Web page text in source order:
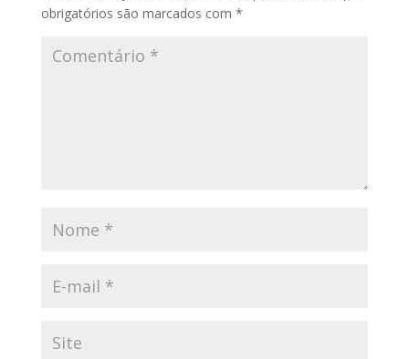
obrigatórios são marcados com *